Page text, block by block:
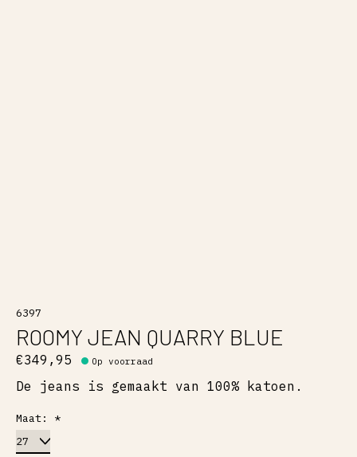
6397
ROOMY JEAN QUARRY BLUE
€349,95 Op voorraad
De jeans is gemaakt van 100% katoen.
Maat: *